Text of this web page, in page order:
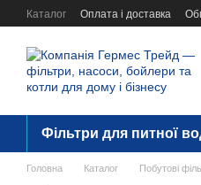
Перейти до основного контенту
Каталог Оплата і доставка
Фільтри для питної
Головна Каталог Побутові